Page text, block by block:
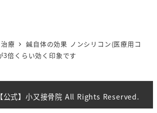
治療
鍼自体の効果 ノンシリコン(医療用コ
3倍くらい効く印象です
式】小又接骨院 All Rights Reserved.